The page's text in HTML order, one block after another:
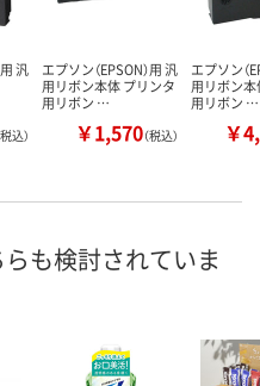
汎
税込）
エプソン（EPSON）用 汎
用リボン本体 プリンタ
用リボン …
￥1,570（税込）
エプソン（
用リボン
用リボン …
￥
も検討されていま